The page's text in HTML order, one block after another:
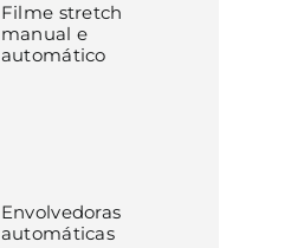
Filme stretch
manual e
automático
Envolvedoras
automáticas